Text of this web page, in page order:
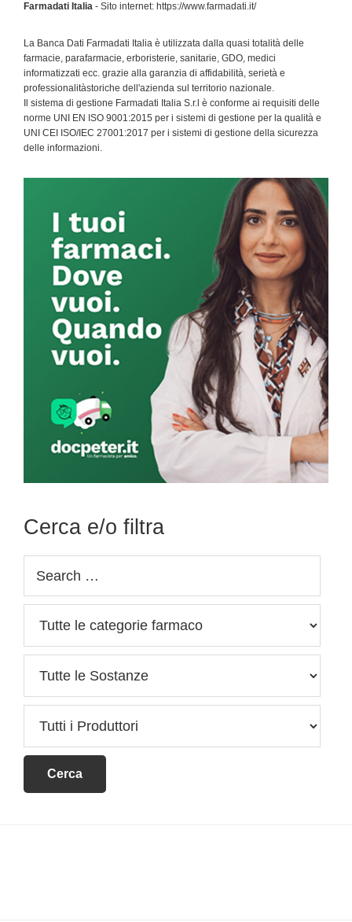
Farmadati Italia - Sito internet: https://www.farmadati.it/
La Banca Dati Farmadati Italia è utilizzata dalla quasi totalità delle
farmacie, parafarmacie, erboristerie, sanitarie, GDO, medici
informatizzati ecc. grazie alla garanzia di affidabilità, serietà e
professionalitàstoriche dell'azienda sul territorio nazionale.
Il sistema di gestione Farmadati Italia S.r.l è conforme ai requisiti delle
norme UNI EN ISO 9001:2015 per i sistemi di gestione per la qualità e
UNI CEI ISO/IEC 27001:2017 per i sistemi di gestione della sicurezza
delle informazioni.
Sidebar
Cerca e/o filtra